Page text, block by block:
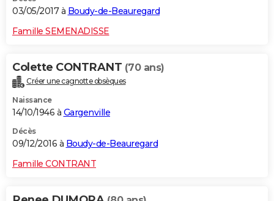
03/05/2017 à Boudy-de-Beauregard
Famille SEMENADISSE
Colette CONTRANT (70 ans)
Créer une cagnotte obsèques
Naissance
14/10/1946 à Gargenville
Décès
09/12/2016 à Boudy-de-Beauregard
Famille CONTRANT